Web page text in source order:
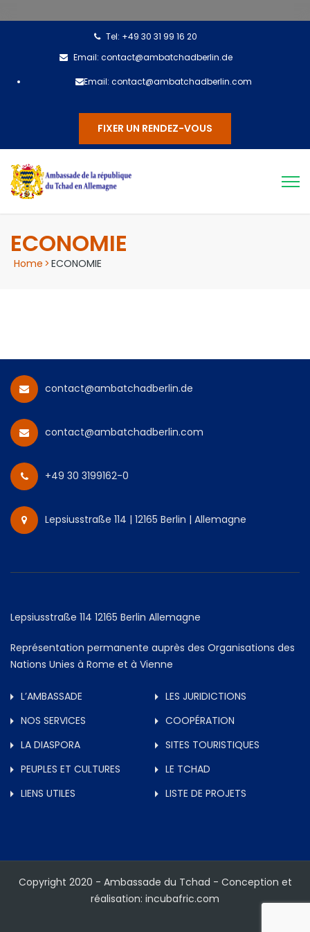
Tel: +49 30 31 99 16 20
Email: contact@ambatchadberlin.de
Email: contact@ambatchadberlin.com
FIXER UN RENDEZ-VOUS
ECONOMIE
Home >ECONOMIE
contact@ambatchadberlin.de
contact@ambatchadberlin.com
+49 30 3199162-0
Lepsiusstraße 114 | 12165 Berlin | Allemagne
Lepsiusstraße 114 12165 Berlin Allemagne
Représentation permanente auprès des Organisations des
Nations Unies à Rome et à Vienne
L’AMBASSADE
LES JURIDICTIONS
NOS SERVICES
COOPÉRATION
LA DIASPORA
SITES TOURISTIQUES
PEUPLES ET CULTURES
LE TCHAD
LIENS UTILES
LISTE DE PROJETS
Copyright 2020 - Ambassade du Tchad - Conception et
réalisation: incubafric.com